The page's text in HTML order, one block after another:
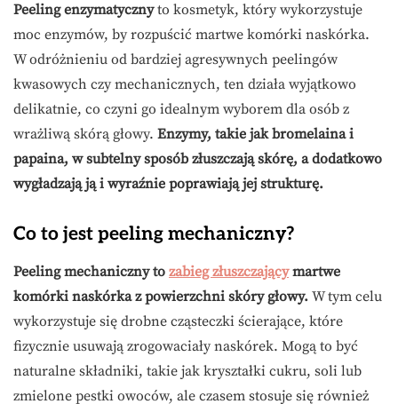
Peeling enzymatycznyto kosmetyk, który wykorzystuje
moc enzymów, by rozpuścić martwe komórki naskórka.
W odróżnieniu od bardziej agresywnych peelingów
kwasowych czy mechanicznych, ten działa wyjątkowo
delikatnie, co czyni go idealnym wyborem dla osób z
wrażliwą skórą głowy. Enzymy, takie jak bromelaina i
papaina, w subtelny sposób złuszczają skórę, a dodatkowo
wygładzają ją i wyraźnie poprawiają jej strukturę.
Co to jest peeling mechaniczny?
Peeling mechaniczny to zabieg złuszczającymartwe
komórki naskórka z powierzchni skóry głowy. W tym celu
wykorzystuje się drobne cząsteczki ścierające, które
fizycznie usuwają zrogowaciały naskórek. Mogą to być
naturalne składniki, takie jak kryształki cukru, soli lub
zmielone pestki owoców, ale czasem stosuje się również